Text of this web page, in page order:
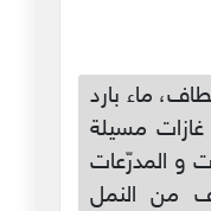
ماء بارد
مسيلة
و المدرّعات
من النمل